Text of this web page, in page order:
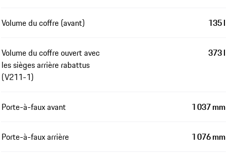
Volume du coffre (avant) 135 l
Volume du coffre ouvert avec
les sièges arrière rabattus
(V211-1)
373 l
Porte-à-faux avant 1 037 mm
Porte-à-faux arrière 1 076 mm